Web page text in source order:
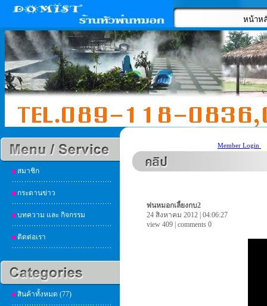
หน้าห
สมาชิก
กระดานข่าว
บทความ และ กิจกรรม
ติดต่อเรา
สินค้าทั้งหมด (77)
Member Login
พ่นหมอกเลี้ยงกบ2
24 สิงหาคม 2012 | 04:06:27
view 409 | comments 0